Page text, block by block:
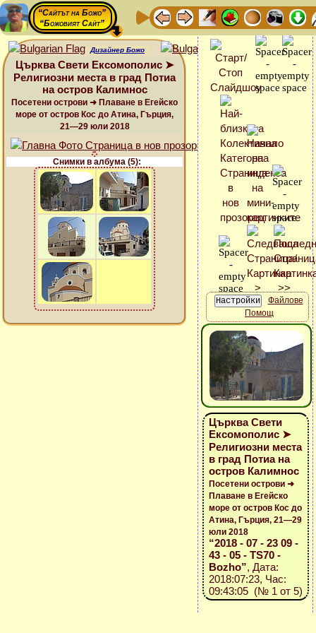
“Сайтът на Божо”
“Божовият Сайт”
Дизайнер Божо
Църква Свети Ексомополис ➤
Религиозни места в град Потиа
на остров Калимнос
Посетени острови ➜ Плаване в Егейско
море от остров Кос до Атина, Гърция,
21—29 юли 2018
Снимки в албума (5):
Файлове
Помощ
Църква Свети
Ексомополис ➤
Религиозни места
в град Потиа на
остров Калимнос
Посетени острови ➜
Плаване в Егейско
море от остров Кос до
Атина, Гърция, 21—29
юли 2018
“2018 - 07 - 23 09 -
43 - 05 - TS70 -
Bozho”, Дата:
2018:07:23, Час:
09:43:05 (№ 1 от 5)